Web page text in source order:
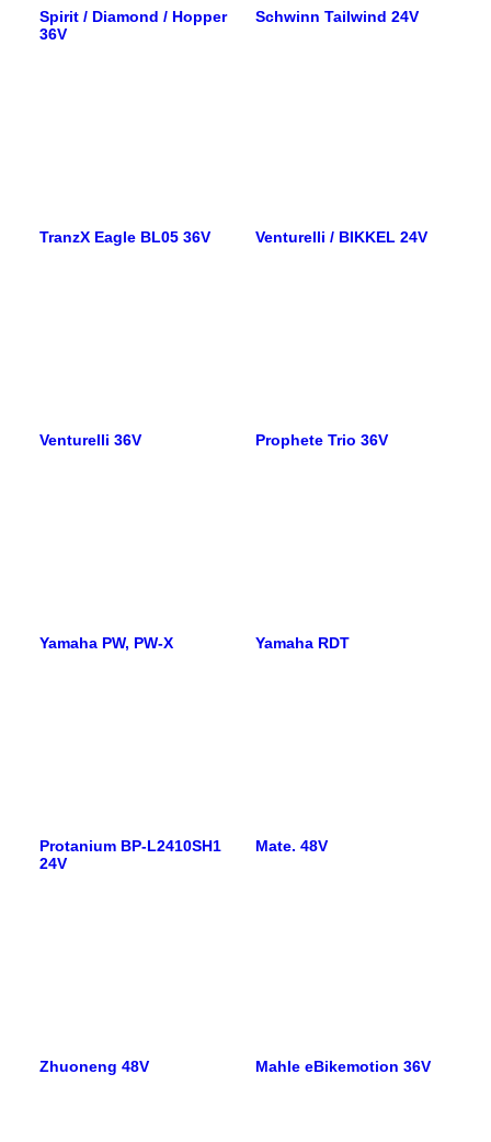
Spirit / Diamond / Hopper
36V
Schwinn Tailwind 24V
TranzX Eagle BL05 36V Venturelli / BIKKEL 24V
Venturelli 36V Prophete Trio 36V
Yamaha PW, PW-X Yamaha RDT
Protanium BP-L2410SH1
24V
Mate. 48V
Zhuoneng 48V Mahle eBikemotion 36V